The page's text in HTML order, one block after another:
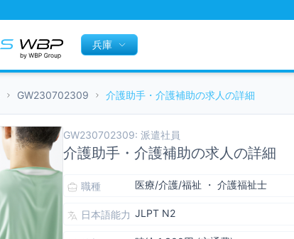
兵庫
GW230702309 介護助手・介護補助の求人の詳細
GW230702309: 派遣社員
介護助手・介護補助の求人の詳細
職種 医療/介護/福祉 ・ 介護福祉士
日本語能力 JLPT N2